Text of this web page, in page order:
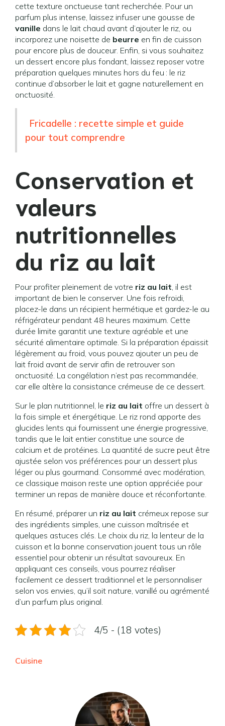
cette texture onctueuse tant recherchée. Pour un
parfum plus intense, laissez infuser une gousse de
vanille dans le lait chaud avant d’ajouter le riz, ou
incorporez une noisette de beurre en fin de cuisson
pour encore plus de douceur. Enfin, si vous souhaitez
un dessert encore plus fondant, laissez reposer votre
préparation quelques minutes hors du feu : le riz
continue d’absorber le lait et gagne naturellement en
onctuosité.
Fricadelle : recette simple et guide
pour tout comprendre
Conservation et
valeurs
nutritionnelles
du riz au lait
Pour profiter pleinement de votre riz au lait, il est
important de bien le conserver. Une fois refroidi,
placez-le dans un récipient hermétique et gardez-le au
réfrigérateur pendant 48 heures maximum. Cette
durée limite garantit une texture agréable et une
sécurité alimentaire optimale. Si la préparation épaissit
légèrement au froid, vous pouvez ajouter un peu de
lait froid avant de servir afin de retrouver son
onctuosité. La congélation n’est pas recommandée,
car elle altère la consistance crémeuse de ce dessert.
Sur le plan nutritionnel, le riz au lait offre un dessert à
la fois simple et énergétique. Le riz rond apporte des
glucides lents qui fournissent une énergie progressive,
tandis que le lait entier constitue une source de
calcium et de protéines. La quantité de sucre peut être
ajustée selon vos préférences pour un dessert plus
léger ou plus gourmand. Consommé avec modération,
ce classique maison reste une option appréciée pour
terminer un repas de manière douce et réconfortante.
En résumé, préparer un riz au lait crémeux repose sur
des ingrédients simples, une cuisson maîtrisée et
quelques astuces clés. Le choix du riz, la lenteur de la
cuisson et la bonne conservation jouent tous un rôle
essentiel pour obtenir un résultat savoureux. En
appliquant ces conseils, vous pourrez réaliser
facilement ce dessert traditionnel et le personnaliser
selon vos envies, qu’il soit nature, vanillé ou agrémenté
d’un parfum plus original.
4/5 - (18 votes)
Cuisine